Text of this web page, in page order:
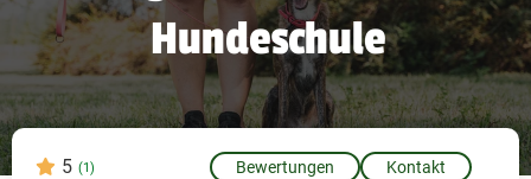
Hundeschule
5 (1) Bewertungen Kontakt